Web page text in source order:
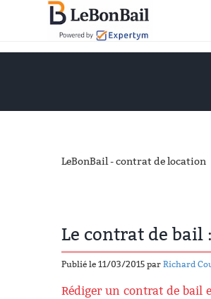
LeBonBail - contrat de location
Le contrat de bail
Publié le 11/03/2015 par Richard
Rédiger un contrat de bail